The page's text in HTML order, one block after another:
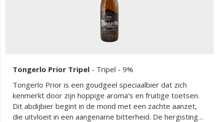
Tongerlo Prior Tripel - Tripel - 9%
Tongerlo Prior is een goudgeel speciaalbier dat zich
kenmerkt door zijn hoppige aroma's en fruitige toetsen.
Dit abdijbier begint in de mond met een zachte aanzet,
die uitvloeit in een aangename bitterheid. De hergisting